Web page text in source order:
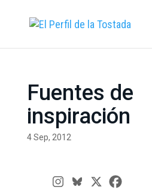
Fuentes de
inspiración
4 Sep, 2012